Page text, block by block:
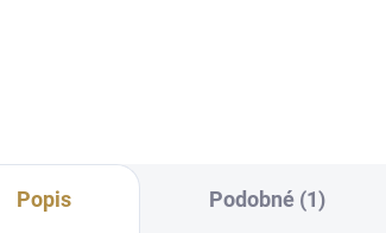
Popis Podobné (1)